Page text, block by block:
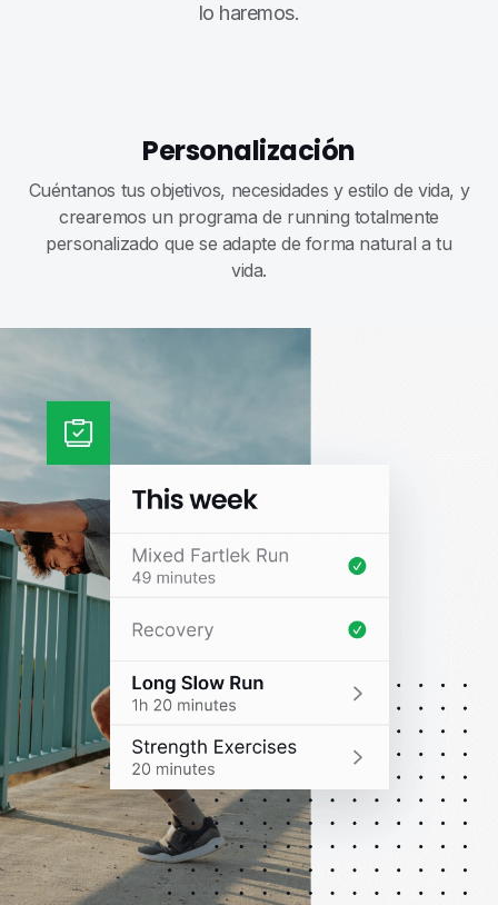
lo haremos.
Personalización
Cuéntanos tus objetivos, necesidades y estilo de vida, y
crearemos un programa de running totalmente
personalizado que se adapte de forma natural a tu
vida.